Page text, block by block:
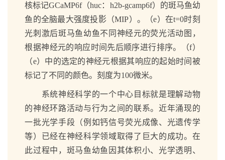
核标记GCaMP6f（huc：h2b-gcamp6f）的斑马鱼幼
鱼的全脑最大强度投影（MIP）。（e）在t=0时刻
光刺激后斑马鱼幼鱼不同神经元的荧光活动图，
根据神经元的响应时间先后顺序进行排序。（f）
（e）中的选定的神经元根据其响应的起始时间被
标记了不同的颜色。刻度为100微米。
系统神经科学的一个中心目标就是理解动物
的神经环路活动与行为之间的联系。近年涌现的
一批光学手段（例如钙信号荧光成像、光遗传学
等）已经在神经科学领域取得了巨大的成功。在
此过程中，斑马鱼幼鱼因其体积小、光学透明、